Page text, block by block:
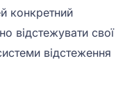
конкретний
відстежувати свої
відстеження